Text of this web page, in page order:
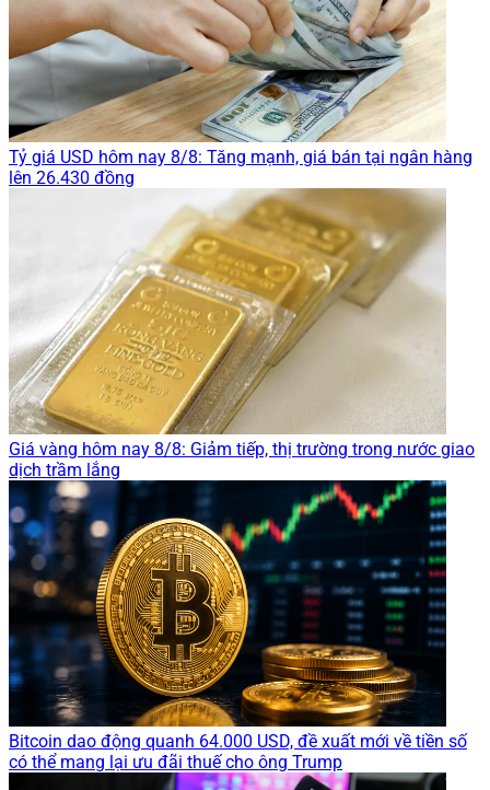
Tỷ giá USD hôm nay 8/8: Tăng mạnh, giá bán tại ngân hàng
lên 26.430 đồng
Giá vàng hôm nay 8/8: Giảm tiếp, thị trường trong nước giao
dịch trầm lắng
Bitcoin dao động quanh 64.000 USD, đề xuất mới về tiền số
có thể mang lại ưu đãi thuế cho ông Trump